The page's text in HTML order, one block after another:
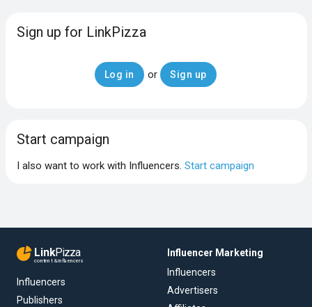
Sign up for LinkPizza
Log in or Sign up
Start campaign
I also want to work with Influencers. Start campaign
LinkPizza
content & influencers
Influencers
Publishers
Influencer Marketing
Influencers
Advertisers